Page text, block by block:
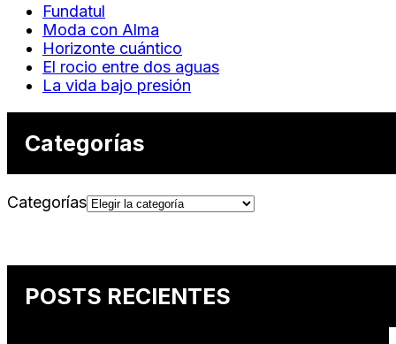
Fundatul
Moda con Alma
Horizonte cuántico
El rocio entre dos aguas
La vida bajo presión
Categorías
Categorías
POSTS RECIENTES